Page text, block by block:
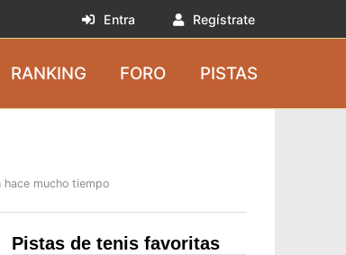
Entra Regístrate
RANKING FORO PISTAS
hace mucho tiempo
Pistas de tenis favoritas